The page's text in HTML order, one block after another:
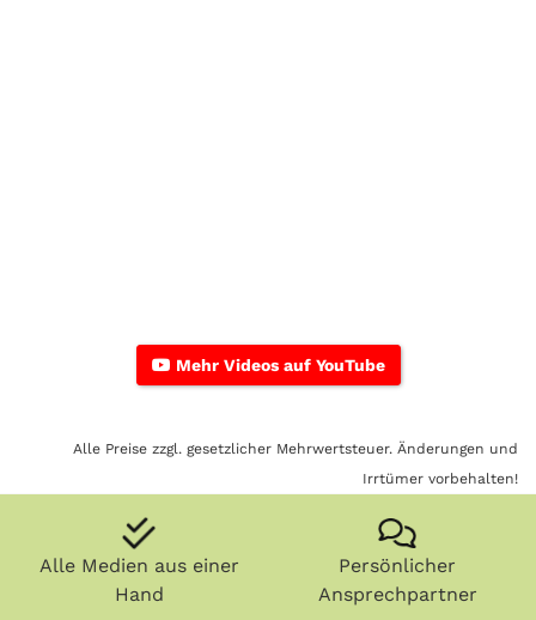
Mehr Videos auf YouTube
Alle Preise zzgl. gesetzlicher Mehrwertsteuer. Änderungen und
Irrtümer vorbehalten!
Alle Medien aus einer
Hand
Persönlicher
Ansprechpartner